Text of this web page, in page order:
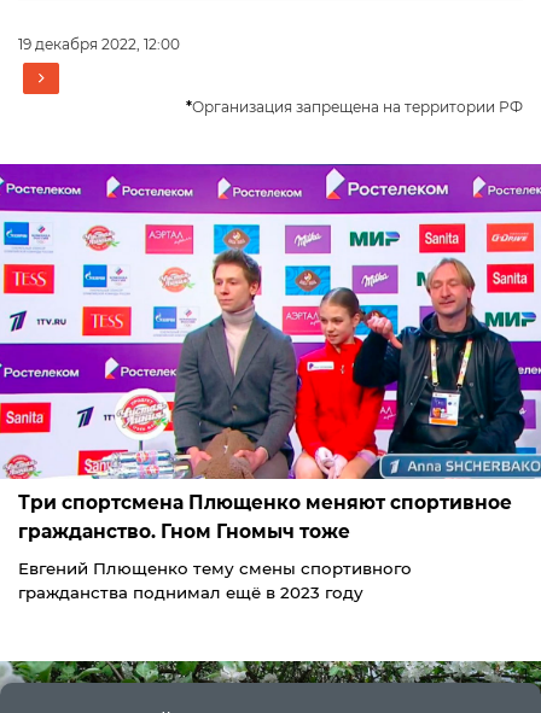
19 декабря 2022, 12:00
*Организация запрещена на территории РФ
Три спортсмена Плющенко меняют спортивное
гражданство. Гном Гномыч тоже
Евгений Плющенко тему смены спортивного
гражданства поднимал ещё в 2023 году